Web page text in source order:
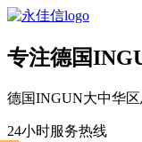
专注德国
德国INGUN大中华
24小时服务热线